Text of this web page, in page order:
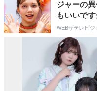
ジャーの
もいいです
WEBザテレビジ